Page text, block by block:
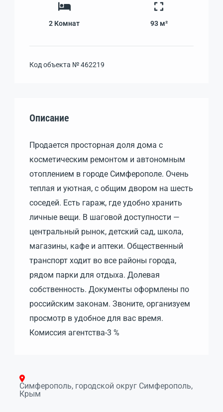
2 Комнат 93 м²
Код объекта №462219
Описание
Продается просторная доля дома с
косметическим ремонтом и автономным
отоплением в городе Симферополе. Очень
теплая и уютная, с общим двором на шесть
соседей. Есть гараж, где удобно хранить
личные вещи. В шаговой доступности —
центральный рынок, детский сад, школа,
магазины, кафе и аптеки. Общественный
транспорт ходит во все районы города,
рядом парки для отдыха. Долевая
собственность. Документы оформлены по
российским законам. Звоните, организуем
просмотр в удобное для вас время.
Комиссия агентства-3 %
Симферополь, городской округ Симферополь,
Крым